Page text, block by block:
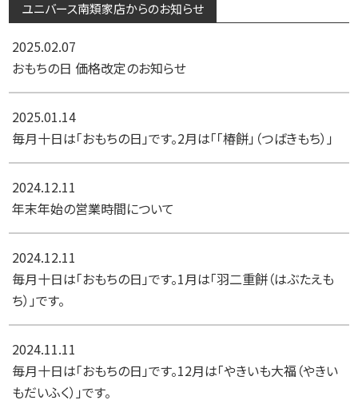
ユニバース南類家店からのお知らせ
2025.02.07
おもちの日 価格改定のお知らせ
2025.01.14
毎月十日は「おもちの日」です。2月は「「椿餅」（つばきもち）」
2024.12.11
年末年始の営業時間について
2024.12.11
毎月十日は「おもちの日」です。1月は「羽二重餅（はぶたえも
ち）」です。
2024.11.11
毎月十日は「おもちの日」です。12月は「やきいも大福（やきい
もだいふく）」です。